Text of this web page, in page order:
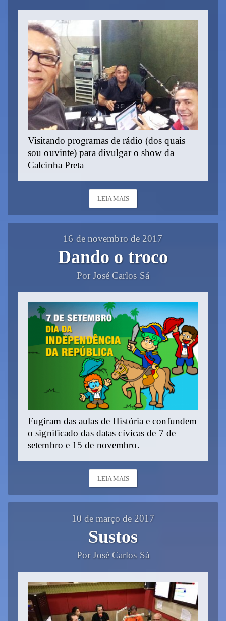
Visitando programas de rádio (dos quais
sou ouvinte) para divulgar o show da
Calcinha Preta
LEIA MAIS
16 de novembro de 2017
Dando o troco
Por José Carlos Sá
Fugiram das aulas de História e confundem
o significado das datas cívicas de 7 de
setembro e 15 de novembro.
LEIA MAIS
10 de março de 2017
Sustos
Por José Carlos Sá